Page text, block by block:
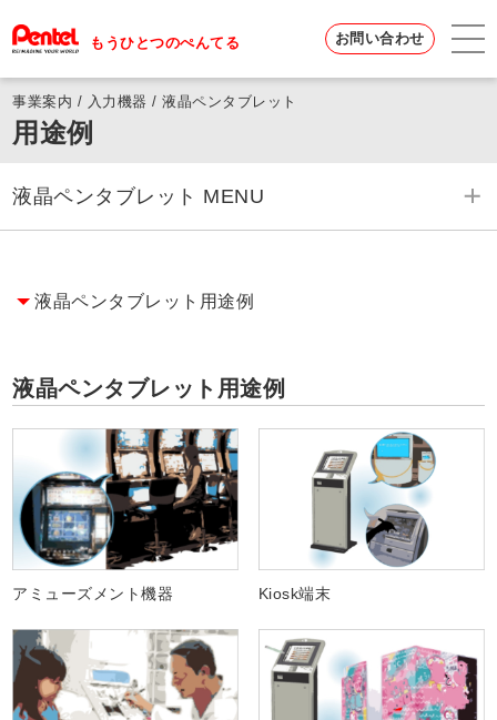
もうひとつのぺんてる お問い合わせ
事業案内 / 入力機器 / 液晶ペンタブレット
用途例
液晶ペンタブレット MENU
動作原理
カスタマイズ
用途例
液晶ペンタブレット用途例
液晶ペンタブレット用途例
アミューズメント機器 Kiosk端末